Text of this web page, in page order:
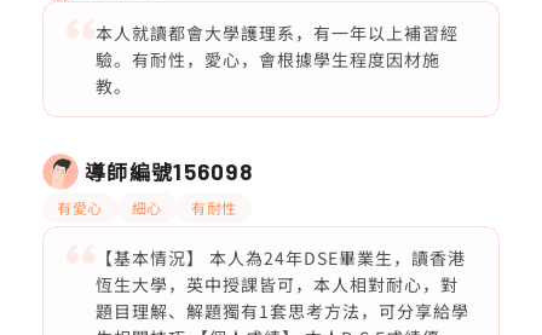
本人就讀都會大學護理系，有一年以上補習經
驗。有耐性，愛心，會根據學生程度因材施
教。
導師編號156098
有愛心 細心 有耐性
【基本情況】 本人為24年DSE畢業生，讀香港
恆生大學，英中授課皆可，本人相對耐心，對
題目理解、解題獨有1套思考方法，可分享給學